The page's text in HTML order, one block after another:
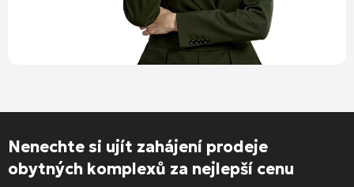
Nenechte si ujít zahájení prodeje
obytných komplexů za nejlepší cenu